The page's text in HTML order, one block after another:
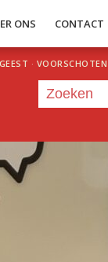
ONS CONTACT
· VOORSCHOTEN